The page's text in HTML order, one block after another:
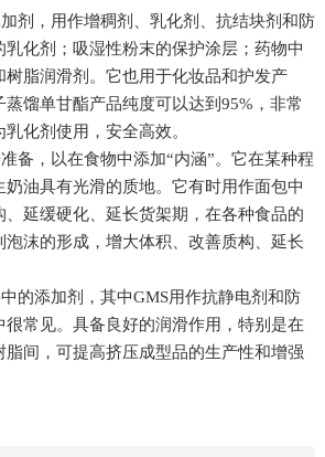
剂，用作增稠剂、乳化剂、抗结块剂和防
乳化剂；吸湿性粉末的保护涂层；药物中
树脂润滑剂。它也用于化妆品和护发产
馏单甘酯产品纯度可以达到95%，非常
化剂使用，安全高效。
备，以在食物中添加“内涵”。它在某种程
奶油具有光滑的质地。它有时用作面包中
、延缓硬化、延长货架期，在各种食品的
沫的形成，增大体积、改善质构、延长
的添加剂，其中GMS用作抗静电剂和防
常见。具备良好的润滑作用，特别是在
脂间，可提高挤压成型品的生产性和增强